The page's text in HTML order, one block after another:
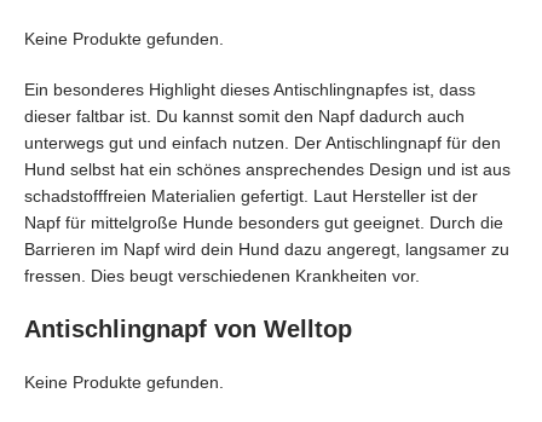
Keine Produkte gefunden.
Ein besonderes Highlight dieses Antischlingnapfes ist, dass
dieser faltbar ist. Du kannst somit den Napf dadurch auch
unterwegs gut und einfach nutzen. Der Antischlingnapf für den
Hund selbst hat ein schönes ansprechendes Design und ist aus
schadstofffreien Materialien gefertigt. Laut Hersteller ist der
Napf für mittelgroße Hunde besonders gut geeignet. Durch die
Barrieren im Napf wird dein Hund dazu angeregt, langsamer zu
fressen. Dies beugt verschiedenen Krankheiten vor.
Antischlingnapf von Welltop
Keine Produkte gefunden.